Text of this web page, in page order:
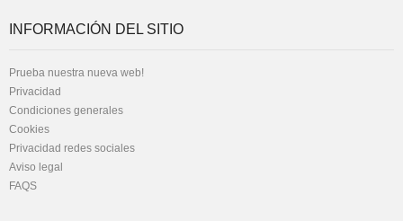
INFORMACIÓN DEL SITIO
Prueba nuestra nueva web!
Privacidad
Condiciones generales
Cookies
Privacidad redes sociales
Aviso legal
FAQS